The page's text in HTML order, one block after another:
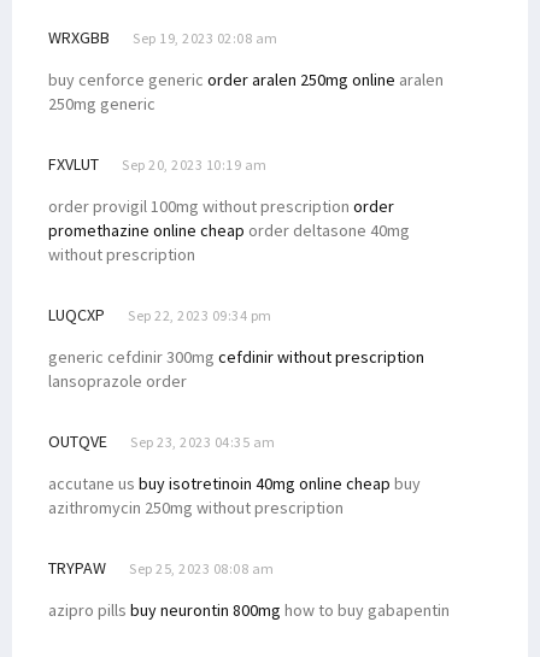
WRXGBB Sep 19, 2023 02:08 am
buy cenforce generic order aralen 250mg online aralen
250mg generic
FXVLUT Sep 20, 2023 10:19 am
order provigil 100mg without prescription order
promethazine online cheap order deltasone 40mg
without prescription
LUQCXP Sep 22, 2023 09:34 pm
generic cefdinir 300mg cefdinir without prescription
lansoprazole order
OUTQVE Sep 23, 2023 04:35 am
accutane us buy isotretinoin 40mg online cheap buy
azithromycin 250mg without prescription
TRYPAW Sep 25, 2023 08:08 am
azipro pills buy neurontin 800mg how to buy gabapentin